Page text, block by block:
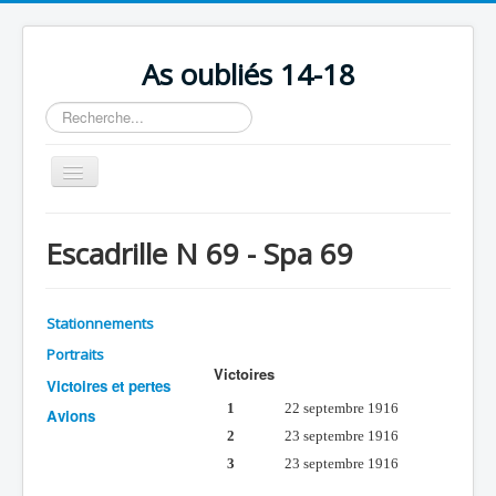
As oubliés 14-18
Rechercher
Basculer
la
Chronologie
Avions
Personnels
Escadrille N 69 - Spa 69
Stationnements
Portraits
Victoires et pertes
Avions
Victoires
1
22 septembre 1916
2
23 septembre 1916
3
23 septembre 1916